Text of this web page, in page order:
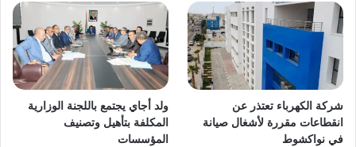
شركة الكهرباء تعتذر عن
انقطاعات مقررة لأشغال صيانة
في نواكشوط
ولد أجاي يجتمع باللجنة الوزارية
المكلفة بتأهيل وتصنيف
المؤسسات